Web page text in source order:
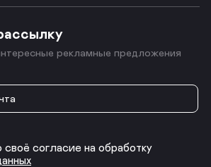
рекламные предложения
согласие на обработку